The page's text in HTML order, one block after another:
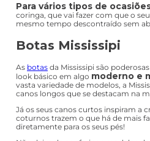
Para vários tipos de
coringa, que vai fazer com que o
mesmo tempo descontraído sem
Botas Mississipi
As botas da Mississipi são
look básico em algo moderno e
vasta variedade de modelos, a
canos longos que se destacam na
Já os seus canos curtos inspiram a
coturnos trazem o que há de mais
diretamente para os seus pés!